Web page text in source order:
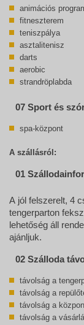
animációs
fitneszterem
teniszpálya
asztalitenisz
darts
aerobic
strandröplabda
07 Sport és
spa-központ
A szállásról:
01
A jól felszerelt, 4
tengerparton
lehetőség áll
ajánljuk.
02 Szálloda
távolság a
távolság a
távolság a
távolság a